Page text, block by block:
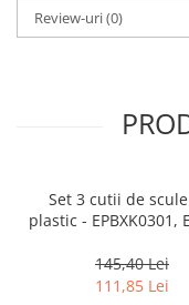
Generatoare și
Motoare pe benzina
Pachete
Set chei, tubulare,
Review-uri(0)
Set 3 cutii de
plastic - EPBXK0301,
145,40 Lei
111,85 Lei